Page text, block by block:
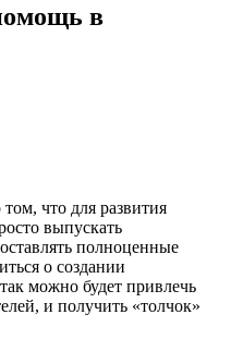
в
что для развития
выпускать
полноценные
о создании
можно будет привлечь
и получить «толчок»